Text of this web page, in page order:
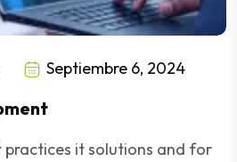
Septiembre 6, 2024
practices it solutions and for